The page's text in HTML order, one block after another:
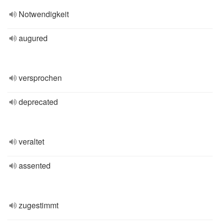
Notwendigkeit
augured
versprochen
deprecated
veraltet
assented
zugestimmt